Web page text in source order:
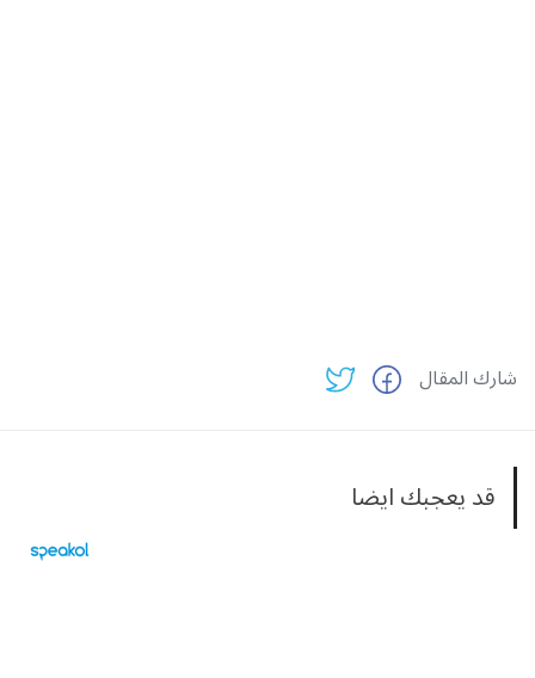
شارك المقال
قد يعجبك ايضا